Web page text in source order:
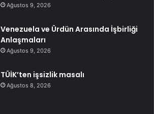
Ağustos 9, 2026
Venezuela ve Ürdün Arasında İşbirliği
Anlaşmaları
Ağustos 9, 2026
TÜİK’ten işsizlik masalı
Ağustos 8, 2026